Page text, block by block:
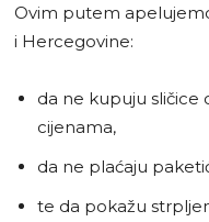
Ovim putem
i Hercegovine:
da ne kupuju sličice
cijenama,
da ne plaćaju
te da pokažu